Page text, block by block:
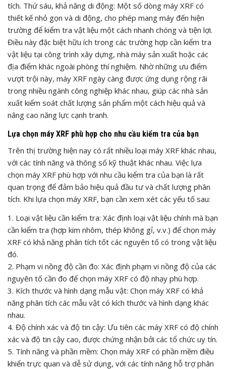
tích. Thứ sáu, khả năng di động: Một số dòng máy XRF có
thiết kế nhỏ gọn và di động, cho phép mang máy đến hiện
trường để kiểm tra vật liệu một cách nhanh chóng và tiện lợi.
Điều này đặc biệt hữu ích trong các trường hợp cần kiểm tra
vật liệu tại công trình xây dựng, nhà máy sản xuất hoặc các
địa điểm khác ngoài phòng thí nghiệm. Nhờ những ưu điểm
vượt trội này, máy XRF ngày càng được ứng dụng rộng rãi
trong nhiều ngành công nghiệp khác nhau, giúp các nhà sản
xuất kiểm soát chất lượng sản phẩm một cách hiệu quả và
nâng cao năng lực cạnh tranh.
Lựa chọn máy XRF phù hợp cho nhu cầu kiểm tra của bạn
Trên thị trường hiện nay có rất nhiều loại máy XRF khác nhau,
với các tính năng và thông số kỹ thuật khác nhau. Việc lựa
chọn máy XRF phù hợp với nhu cầu kiểm tra của bạn là rất
quan trọng để đảm bảo hiệu quả đầu tư và chất lượng phân
tích. Khi lựa chọn máy XRF, bạn cần xem xét các yếu tố sau:
1. Loại vật liệu cần kiểm tra: Xác định loại vật liệu chính mà bạn
cần kiểm tra (hợp kim nhôm, thép không gỉ, v.v.) để chọn máy
XRF có khả năng phân tích tốt các nguyên tố có trong vật liệu
đó.
2. Phạm vi nồng độ cần đo: Xác định phạm vi nồng độ của các
nguyên tố cần đo để chọn máy XRF có độ nhạy phù hợp.
3. Kích thước và hình dạng mẫu vật: Chọn máy XRF có khả
năng phân tích các mẫu vật có kích thước và hình dạng khác
nhau.
4. Độ chính xác và độ tin cậy: Ưu tiên các máy XRF có độ chính
xác và độ tin cậy cao, được chứng nhận bởi các tổ chức uy tín.
5. Tính năng và phần mềm: Chọn máy XRF có phần mềm điều
khiển trực quan và dễ sử dụng, với các tính năng hỗ trợ phân